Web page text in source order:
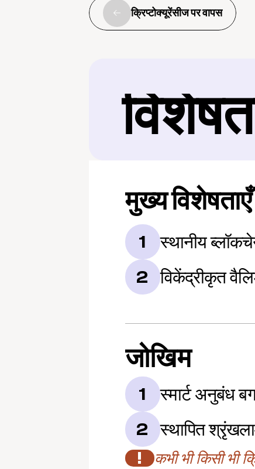
क्रिप्टोक्यूरेंसीज पर वापस
मुख्य विशेषताएँ
1 स्थानीय
2 विकेंद्रीकृत
जोखिम
1 स्मार्ट अनुबंध
2 स्थापित
! कभी भी किसी भी